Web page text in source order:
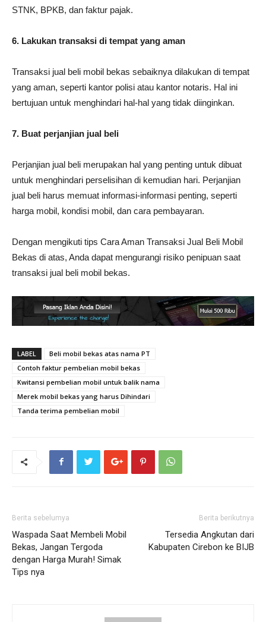
STNK, BPKB, dan faktur pajak.
6. Lakukan transaksi di tempat yang aman
Transaksi jual beli mobil bekas sebaiknya dilakukan di tempat
yang aman, seperti kantor polisi atau kantor notaris. Hal ini
bertujuan untuk menghindari hal-hal yang tidak diinginkan.
7. Buat perjanjian jual beli
Perjanjian jual beli merupakan hal yang penting untuk dibuat
untuk menghindari perselisihan di kemudian hari. Perjanjian
jual beli harus memuat informasi-informasi penting, seperti
harga mobil, kondisi mobil, dan cara pembayaran.
Dengan mengikuti tips Cara Aman Transaksi Jual Beli Mobil
Bekas di atas, Anda dapat mengurangi risiko penipuan saat
transaksi jual beli mobil bekas.
LABEL
Beli mobil bekas atas nama PT
Contoh faktur pembelian mobil bekas
Kwitansi pembelian mobil untuk balik nama
Merek mobil bekas yang harus Dihindari
Tanda terima pembelian mobil
Berita sebelumya
Waspada Saat Membeli Mobil
Bekas, Jangan Tergoda
dengan Harga Murah! Simak
Tips nya
Berita berikutnya
Tersedia Angkutan dari
Kabupaten Cirebon ke BIJB